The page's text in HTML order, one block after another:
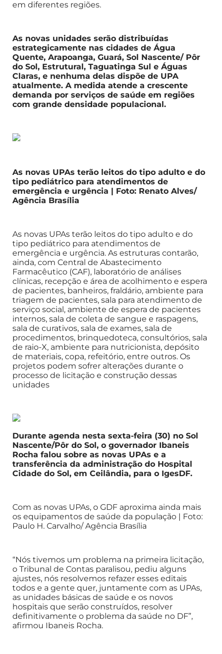
em diferentes regiões.
As novas unidades serão distribuídas
estrategicamente nas cidades de Água
Quente, Arapoanga, Guará, Sol Nascente/ Pôr
do Sol, Estrutural, Taguatinga Sul e Águas
Claras, e nenhuma delas dispõe de UPA
atualmente. A medida atende a crescente
demanda por serviços de saúde em regiões
com grande densidade populacional.
As novas UPAs terão leitos do tipo adulto e do
tipo pediátrico para atendimentos de
emergência e urgência | Foto: Renato Alves/
Agência Brasília
As novas UPAs terão leitos do tipo adulto e do
tipo pediátrico para atendimentos de
emergência e urgência. As estruturas contarão,
ainda, com Central de Abastecimento
Farmacêutico (CAF), laboratório de análises
clínicas, recepção e área de acolhimento e espera
de pacientes, banheiros, fraldário, ambiente para
triagem de pacientes, sala para atendimento de
serviço social, ambiente de espera de pacientes
internos, sala de coleta de sangue e raspagens,
sala de curativos, sala de exames, sala de
procedimentos, brinquedoteca, consultórios, sala
de raio-X, ambiente para nutricionista, depósito
de materiais, copa, refeitório, entre outros. Os
projetos podem sofrer alterações durante o
processo de licitação e construção dessas
unidades
Durante agenda nesta sexta-feira (30) no Sol
Nascente/Pôr do Sol, o governador Ibaneis
Rocha falou sobre as novas UPAs e a
transferência da administração do Hospital
Cidade do Sol, em Ceilândia, para o IgesDF.
Com as novas UPAs, o GDF aproxima ainda mais
os equipamentos de saúde da população | Foto:
Paulo H. Carvalho/ Agência Brasília
“Nós tivemos um problema na primeira licitação,
o Tribunal de Contas paralisou, pediu alguns
ajustes, nós resolvemos refazer esses editais
todos e a gente quer, juntamente com as UPAs,
as unidades básicas de saúde e os novos
hospitais que serão construídos, resolver
definitivamente o problema da saúde no DF”,
afirmou Ibaneis Rocha.